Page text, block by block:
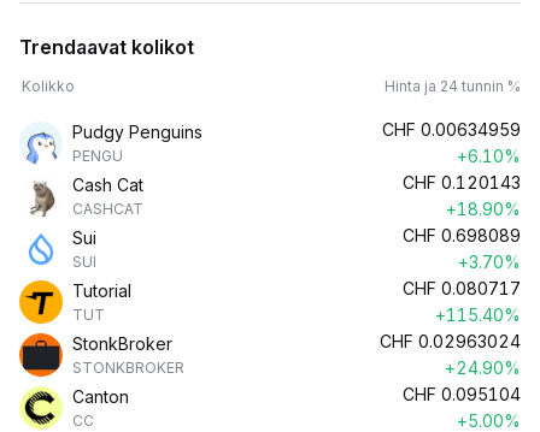
Trendaavat kolikot
Kolikko Hinta ja 24 tunnin %
Pudgy Penguins
PENGU
CHF 0.00634959
+6.10%
Cash Cat
CASHCAT
CHF 0.120143
+18.90%
Sui
SUI
CHF 0.698089
+3.70%
Tutorial
TUT
CHF 0.080717
+115.40%
StonkBroker
STONKBROKER
CHF 0.02963024
+24.90%
Canton
CC
CHF 0.095104
+5.00%